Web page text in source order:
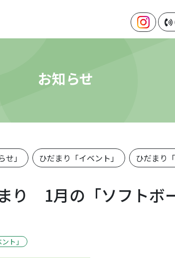
お知らせ
」 ひだまり「イベント」 ひだまり
り 1月の「ソフトボ
ト」